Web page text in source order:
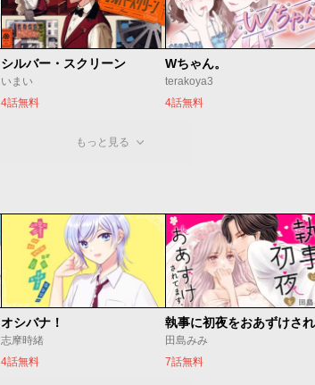
シルバー・スクリーン
いまい
4話無料
Wちゃん。
terakoya3
4話無料
もっと見る
オシバナ！
志摩時緒
4話無料
田島みみ
7話無料